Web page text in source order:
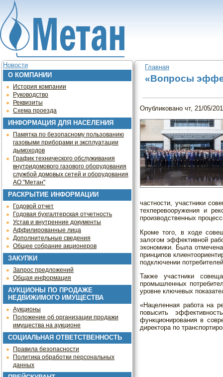
Jump to navigation
Новости
О КОМПАНИИ
История компании
Руководство
Реквизиты
Схема проезда
ИНФОРМАЦИЯ ДЛЯ НАСЕЛЕНИЯ
Памятка по безопасному пользованию
газовыми приборами и эксплуатации
дымоходов
График технического обслуживания
внутридомового газового оборудования
службой домовых сетей и оборудования
АО "Метан"
РАСКРЫТИЕ ИНФОРМАЦИИ
Годовой отчет
Годовая бухгалтерская отчетность
Устав и внутренние документы
Аффилированные лица
Дополнительные сведения
Общее собрание акционеров
ЗАКУПКИ
Запрос предложений
Общая информация
АУКЦИОНЫ ПО ПРОДАЖЕ
НЕДВИЖИМОГО ИМУЩЕСТВА
Аукционы
Положение об организации продажи
имущества на аукционе
СОЦИАЛЬНАЯ ОТВЕТСТВЕННОСТЬ
Правила безопасности
Политика обработки персональных
данных
Вы здесь
Главная
«Вопросы
Опубликовано чт, 21/05/
частности, участники
техперевооружения и
производственных
Кроме того, в ходе
залогом эффективной
экономики. Была
принципов
подключении
Также участники
промышленных
уровне ключевых
«Нацеленная работа на
повысить
функционирования в
директора по